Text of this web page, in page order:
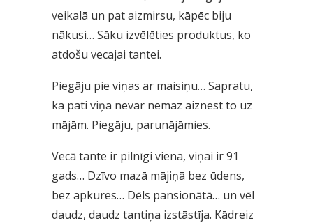
veikalā un pat aizmirsu, kāpēc biju
nākusi… Sāku izvēlēties produktus, ko
atdošu vecajai tantei.
Piegāju pie viņas ar maisiņu… Sapratu,
ka pati viņa nevar nemaz aiznest to uz
mājām. Piegāju, parunājāmies.
Vecā tante ir pilnīgi viena, viņai ir 91
gads… Dzīvo mazā mājiņā bez ūdens,
bez apkures… Dēls pansionātā… un vēl
daudz, daudz tantiņa izstāstīja. Kādreiz